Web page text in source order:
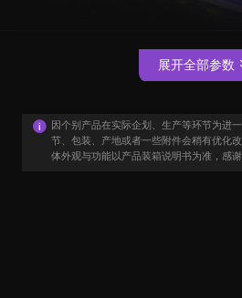
因个别产品在实际企划、生产等环节为进
节、包装、产地或者一些附件会稍有优化
体外观与功能以产品装箱说明书为准，感谢
展开全部参数